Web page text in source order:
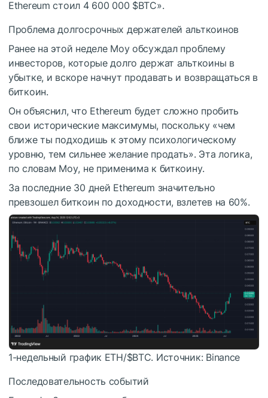
Ethereum стоил 4 600 000 $BTC».
Проблема долгосрочных держателей альткоинов
Ранее на этой неделе Моу обсуждал проблему
инвесторов, которые долго держат альткоины в
убытке, и вскоре начнут продавать и возвращаться в
биткоин.
Он объяснил, что Ethereum будет сложно пробить
свои исторические максимумы, поскольку «чем
ближе ты подходишь к этому психологическому
уровню, тем сильнее желание продать». Эта логика,
по словам Моу, не применима к биткоину.
За последние 30 дней Ethereum значительно
превзошел биткоин по доходности, взлетев на 60%.
1-недельный график ETH/$BTC. Источник: Binance
Последовательность событий